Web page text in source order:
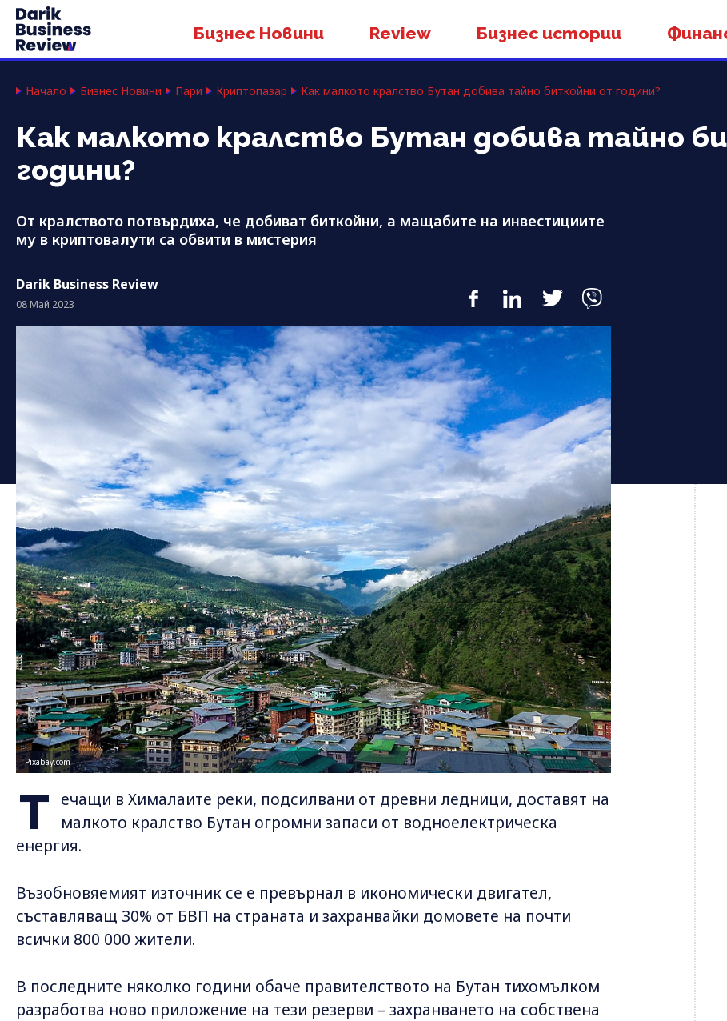
Бизнес Новини Review Бизнес истории
Начало Бизнес Новини Пари Криптопазар Как малкото кралство Бутан добива тайно биткойни от години?
Как малкото кралство Бутан добива тайно
години?
От кралството потвърдиха, че добиват биткойни, а мащабите на инвестициите
му в криптовалути са обвити в мистерия
Darik Business Review
08 Май 2023
Pixabay.com
Т
ечащи в Хималаите реки, подсилвани от древни ледници, доставят на
малкото кралство Бутан огромни запаси от водноелектрическа
енергия.
Възобновяемият източник се е превърнал в икономически двигател,
съставляващ 30% от БВП на страната и захранвайки домовете на почти
всички 800 000 жители.
В последните няколко години обаче правителството на Бутан тихомълком
разработва ново приложение на тези резерви – захранването на собствена